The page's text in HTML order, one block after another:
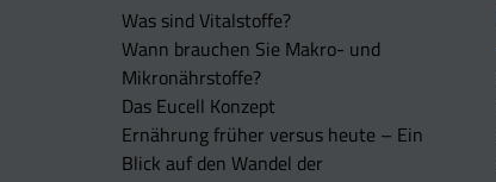
Was sind Vitalstoffe?
Wann brauchen Sie Makro- und
Mikronährstoffe?
Das Eucell Konzept
Ernährung früher versus heute – Ein
Blick auf den Wandel der